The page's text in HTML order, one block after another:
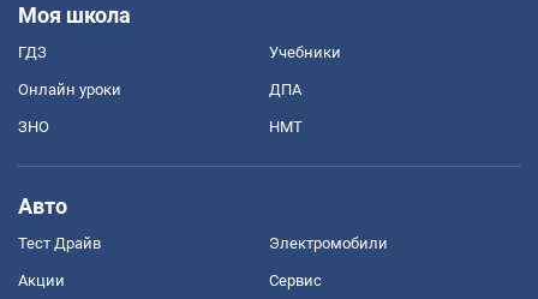
Моя школа
ГДЗ Учебники
Онлайн уроки ДПА
ЗНО НМТ
Авто
Тест Драйв Электромобили
Акции Сервис